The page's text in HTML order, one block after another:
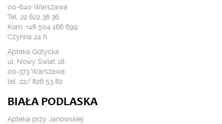
00-640 Warszawa
Tel. 22 622 36 36
Kom. +48 504 166 699
Czynna 24 h
Apteka Gotycka
ul. Nowy Świat 18
00-373 Warszawa
tel. 22/ 826 53 82
BIAŁA PODLASKA
Apteka przy Janowskiej